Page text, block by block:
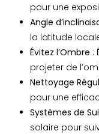
pour une
Angle
la latitude
Évitez l’Ombre :
projeter de
Nettoyage
pour une
Systèmes de
solaire pour